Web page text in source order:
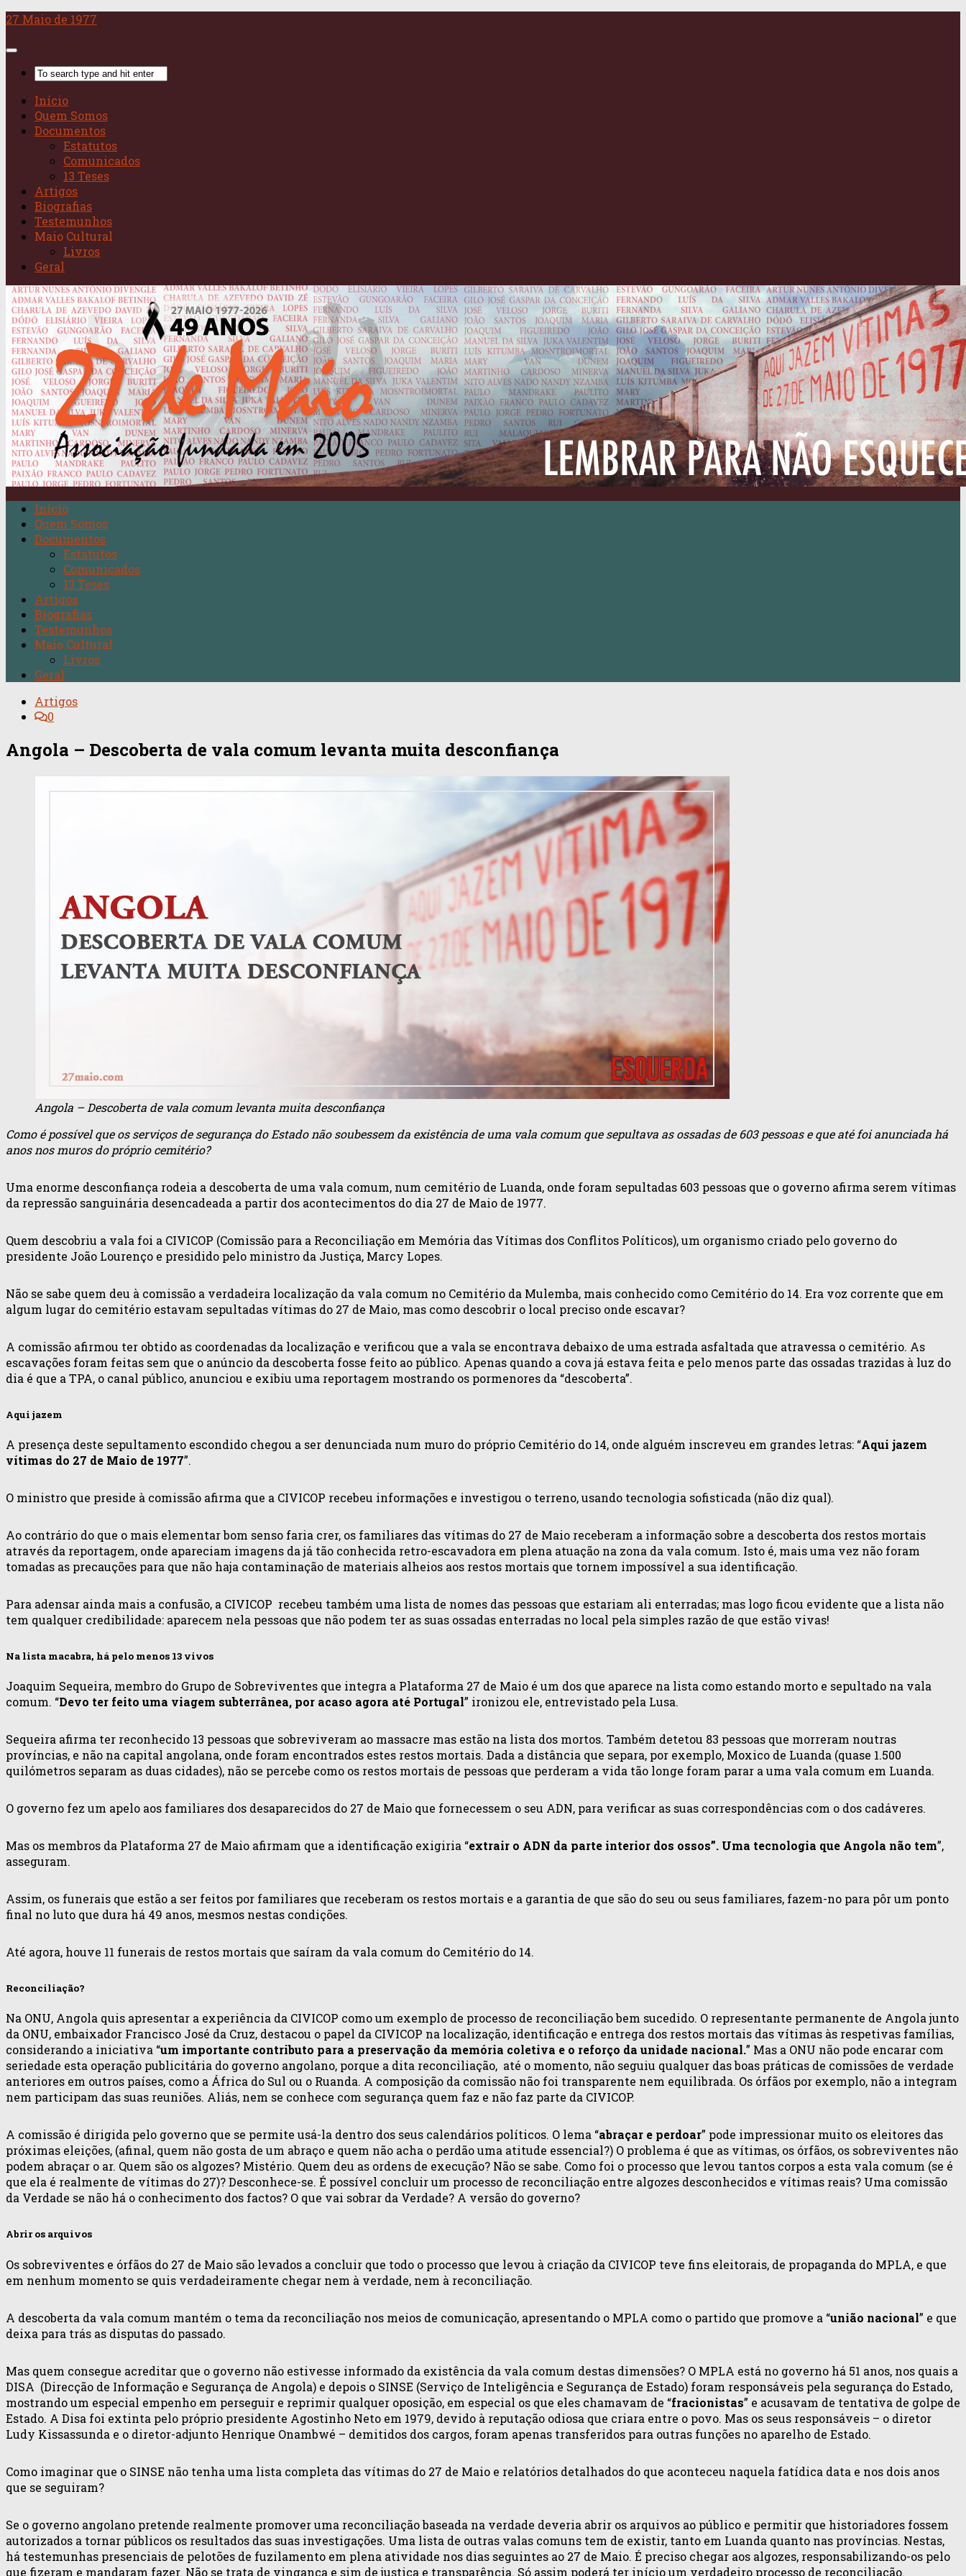
Skip
content
27 Maio de 1977
Início
Quem Somos
Documentos
Estatutos
Comunicados
13 Teses
Artigos
Biografias
Testemunhos
Maio Cultural
Livros
Geral
Início
Quem Somos
Documentos
Estatutos
Comunicados
13 Teses
Artigos
Biografias
Testemunhos
Maio Cultural
Livros
Geral
Artigos
0
Angola – Descoberta de vala comum levanta muita desconfiança
Angola – Descoberta de vala comum levanta muita desconfiança
Como é possível que os serviços de segurança do Estado não soubessem da existência de uma vala comum que sepultava as ossadas de 603 pessoas e que até foi anunciada há
anos nos muros do próprio cemitério?
Uma enorme desconfiança rodeia a descoberta de uma vala comum, num cemitério de Luanda, onde foram sepultadas 603 pessoas que o governo afirma serem vítimas
da repressão sanguinária desencadeada a partir dos acontecimentos do dia 27 de Maio de 1977.
Quem descobriu a vala foi a CIVICOP (Comissão para a Reconciliação em Memória das Vítimas dos Conflitos Políticos), um organismo criado pelo governo do
presidente João Lourenço e presidido pelo ministro da Justiça, Marcy Lopes.
Não se sabe quem deu à comissão a verdadeira localização da vala comum no Cemitério da Mulemba, mais conhecido como Cemitério do 14. Era voz corrente que em
algum lugar do cemitério estavam sepultadas vítimas do 27 de Maio, mas como descobrir o local preciso onde escavar?
A comissão afirmou ter obtido as coordenadas da localização e verificou que a vala se encontrava debaixo de uma estrada asfaltada que atravessa o cemitério. As
escavações foram feitas sem que o anúncio da descoberta fosse feito ao público. Apenas quando a cova já estava feita e pelo menos parte das ossadas trazidas à luz do
dia é que a TPA, o canal público, anunciou e exibiu uma reportagem mostrando os pormenores da “descoberta”.
Aqui jazem
A presença deste sepultamento escondido chegou a ser denunciada num muro do próprio Cemitério do 14, onde alguém inscreveu em grandes letras: “Aqui jazem
vítimas do 27 de Maio de 1977”.
O ministro que preside à comissão afirma que a CIVICOP recebeu informações e investigou o terreno, usando tecnologia sofisticada (não diz qual).
Ao contrário do que o mais elementar bom senso faria crer, os familiares das vítimas do 27 de Maio receberam a informação sobre a descoberta dos restos mortais
através da reportagem, onde apareciam imagens da já tão conhecida retro-escavadora em plena atuação na zona da vala comum. Isto é, mais uma vez não foram
tomadas as precauções para que não haja contaminação de materiais alheios aos restos mortais que tornem impossível a sua identificação.
Para adensar ainda mais a confusão, a CIVICOP recebeu também uma lista de nomes das pessoas que estariam ali enterradas; mas logo ficou evidente que a lista não
tem qualquer credibilidade: aparecem nela pessoas que não podem ter as suas ossadas enterradas no local pela simples razão de que estão vivas!
Na lista macabra, há pelo menos 13 vivos
Joaquim Sequeira, membro do Grupo de Sobreviventes que integra a Plataforma 27 de Maio é um dos que aparece na lista como estando morto e sepultado na vala
comum. “Devo ter feito uma viagem subterrânea, por acaso agora até Portugal” ironizou ele, entrevistado pela Lusa.
Sequeira afirma ter reconhecido 13 pessoas que sobreviveram ao massacre mas estão na lista dos mortos. Também detetou 83 pessoas que morreram noutras
províncias, e não na capital angolana, onde foram encontrados estes restos mortais. Dada a distância que separa, por exemplo, Moxico de Luanda (quase 1.500
quilómetros separam as duas cidades), não se percebe como os restos mortais de pessoas que perderam a vida tão longe foram parar a uma vala comum em Luanda.
O governo fez um apelo aos familiares dos desaparecidos do 27 de Maio que fornecessem o seu ADN, para verificar as suas correspondências com o dos cadáveres.
Mas os membros da Plataforma 27 de Maio afirmam que a identificação exigiria “extrair o ADN da parte interior dos ossos”. Uma tecnologia que Angola não tem”,
asseguram.
Assim, os funerais que estão a ser feitos por familiares que receberam os restos mortais e a garantia de que são do seu ou seus familiares, fazem-no para pôr um ponto
final no luto que dura há 49 anos, mesmos nestas condições.
Até agora, houve 11 funerais de restos mortais que saíram da vala comum do Cemitério do 14.
Reconciliação?
Na ONU, Angola quis apresentar a experiência da CIVICOP como um exemplo de processo de reconciliação bem sucedido. O representante permanente de Angola junto
da ONU, embaixador Francisco José da Cruz, destacou o papel da CIVICOP na localização, identificação e entrega dos restos mortais das vítimas às respetivas famílias,
considerando a iniciativa “um importante contributo para a preservação da memória coletiva e o reforço da unidade nacional.” Mas a ONU não pode encarar com
seriedade esta operação publicitária do governo angolano, porque a dita reconciliação, até o momento, não seguiu qualquer das boas práticas de comissões de verdade
anteriores em outros países, como a África do Sul ou o Ruanda. A composição da comissão não foi transparente nem equilibrada. Os órfãos por exemplo, não a integram
nem participam das suas reuniões. Aliás, nem se conhece com segurança quem faz e não faz parte da CIVICOP.
A comissão é dirigida pelo governo que se permite usá-la dentro dos seus calendários políticos. O lema “abraçar e perdoar” pode impressionar muito os eleitores das
próximas eleições, (afinal, quem não gosta de um abraço e quem não acha o perdão uma atitude essencial?) O problema é que as vítimas, os órfãos, os sobreviventes não
podem abraçar o ar. Quem são os algozes? Mistério. Quem deu as ordens de execução? Não se sabe. Como foi o processo que levou tantos corpos a esta vala comum (se é
que ela é realmente de vítimas do 27)? Desconhece-se. É possível concluir um processo de reconciliação entre algozes desconhecidos e vítimas reais? Uma comissão
da Verdade se não há o conhecimento dos factos? O que vai sobrar da Verdade? A versão do governo?
Abrir os arquivos
Os sobreviventes e órfãos do 27 de Maio são levados a concluir que todo o processo que levou à criação da CIVICOP teve fins eleitorais, de propaganda do MPLA, e que
em nenhum momento se quis verdadeiramente chegar nem à verdade, nem à reconciliação.
A descoberta da vala comum mantém o tema da reconciliação nos meios de comunicação, apresentando o MPLA como o partido que promove a “união nacional” e que
deixa para trás as disputas do passado.
Mas quem consegue acreditar que o governo não estivesse informado da existência da vala comum destas dimensões? O MPLA está no governo há 51 anos, nos quais a
DISA (Direcção de Informação e Segurança de Angola) e depois o SINSE (Serviço de Inteligência e Segurança de Estado) foram responsáveis pela segurança do Estado,
mostrando um especial empenho em perseguir e reprimir qualquer oposição, em especial os que eles chamavam de “fracionistas” e acusavam de tentativa de golpe de
Estado. A Disa foi extinta pelo próprio presidente Agostinho Neto em 1979, devido à reputação odiosa que criara entre o povo. Mas os seus responsáveis – o diretor
Ludy Kissassunda e o diretor-adjunto Henrique Onambwé – demitidos dos cargos, foram apenas transferidos para outras funções no aparelho de Estado.
Como imaginar que o SINSE não tenha uma lista completa das vítimas do 27 de Maio e relatórios detalhados do que aconteceu naquela fatídica data e nos dois anos
que se seguiram?
Se o governo angolano pretende realmente promover uma reconciliação baseada na verdade deveria abrir os arquivos ao público e permitir que historiadores fossem
autorizados a tornar públicos os resultados das suas investigações. Uma lista de outras valas comuns tem de existir, tanto em Luanda quanto nas províncias. Nestas,
há testemunhas presenciais de pelotões de fuzilamento em plena atividade nos dias seguintes ao 27 de Maio. É preciso chegar aos algozes, responsabilizando-os pelo
que fizeram e mandaram fazer. Não se trata de vingança e sim de justiça e transparência. Só assim poderá ter início um verdadeiro processo de reconciliação.